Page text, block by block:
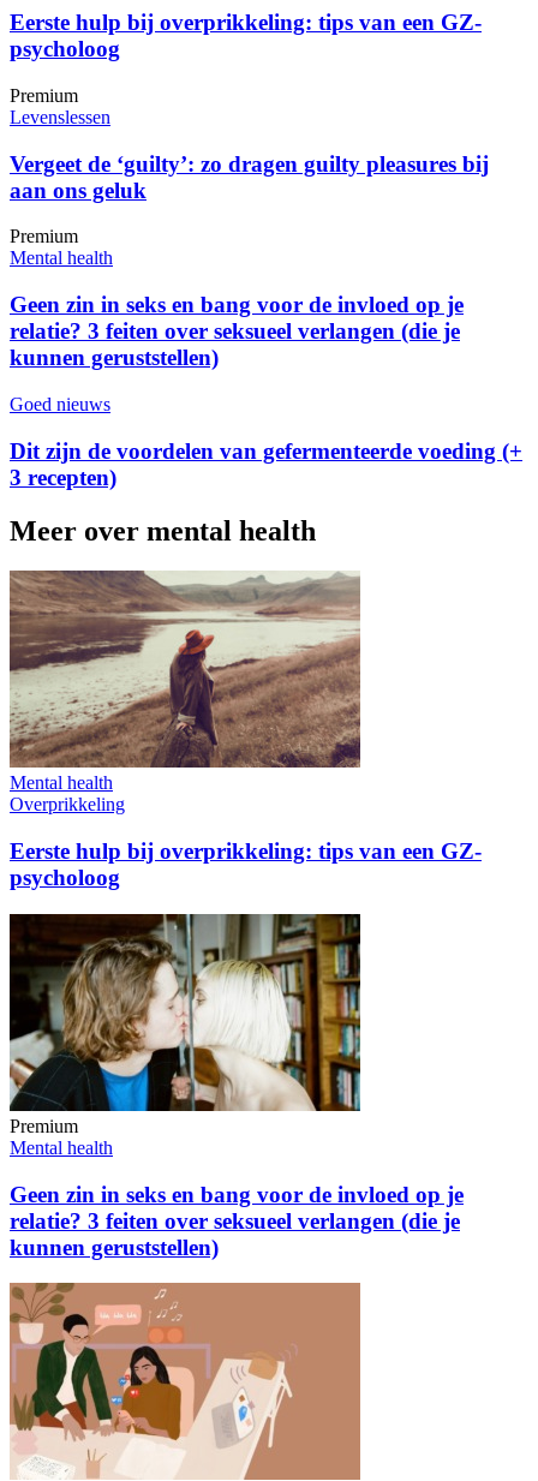
Eerste hulp bij overprikkeling: tips van een GZ-
psycholoog
Premium
Levenslessen
Vergeet de ‘guilty’: zo dragen guilty pleasures bij
aan ons geluk
Premium
Mental health
Geen zin in seks en bang voor de invloed op je
relatie? 3 feiten over seksueel verlangen (die je
kunnen geruststellen)
Goed nieuws
Dit zijn de voordelen van gefermenteerde voeding (+
3 recepten)
Meer over mental health
Mental health
Overprikkeling
Eerste hulp bij overprikkeling: tips van een GZ-
psycholoog
Premium
Mental health
Geen zin in seks en bang voor de invloed op je
relatie? 3 feiten over seksueel verlangen (die je
kunnen geruststellen)